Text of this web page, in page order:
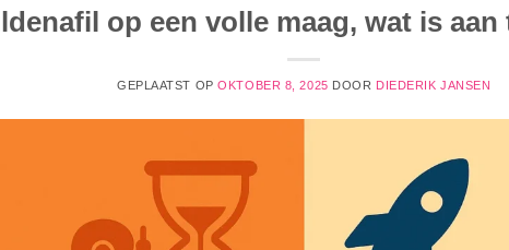
op een volle maag, wat is aan
GEPLAATST OPOKTOBER 8, 2025 DOOR DIEDERIK JANSEN